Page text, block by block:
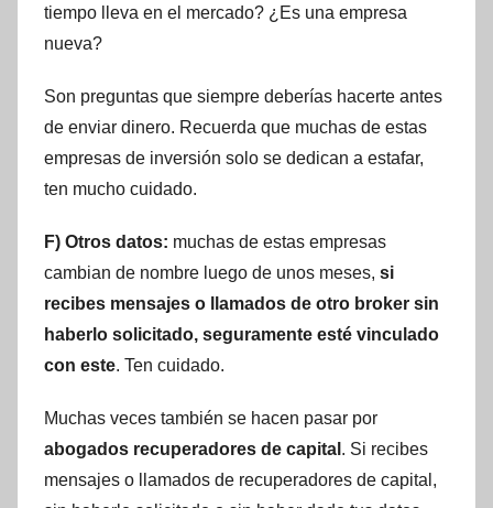
tiempo lleva en el mercado? ¿Es una empresa
nueva?
Son preguntas que siempre deberías hacerte antes
de enviar dinero. Recuerda que muchas de estas
empresas de inversión solo se dedican a estafar,
ten mucho cuidado.
F) Otros datos: muchas de estas empresas
cambian de nombre luego de unos meses, si
recibes mensajes o llamados de otro broker sin
haberlo solicitado, seguramente esté vinculado
con este. Ten cuidado.
Muchas veces también se hacen pasar por
abogados recuperadores de capital . Si recibes
mensajes o llamados de recuperadores de capital,